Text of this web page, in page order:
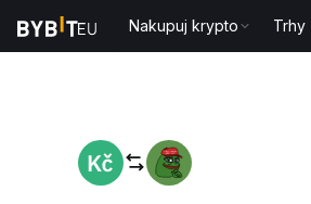
Nakupuj krypto Trhy